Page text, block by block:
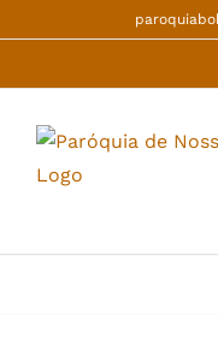
content